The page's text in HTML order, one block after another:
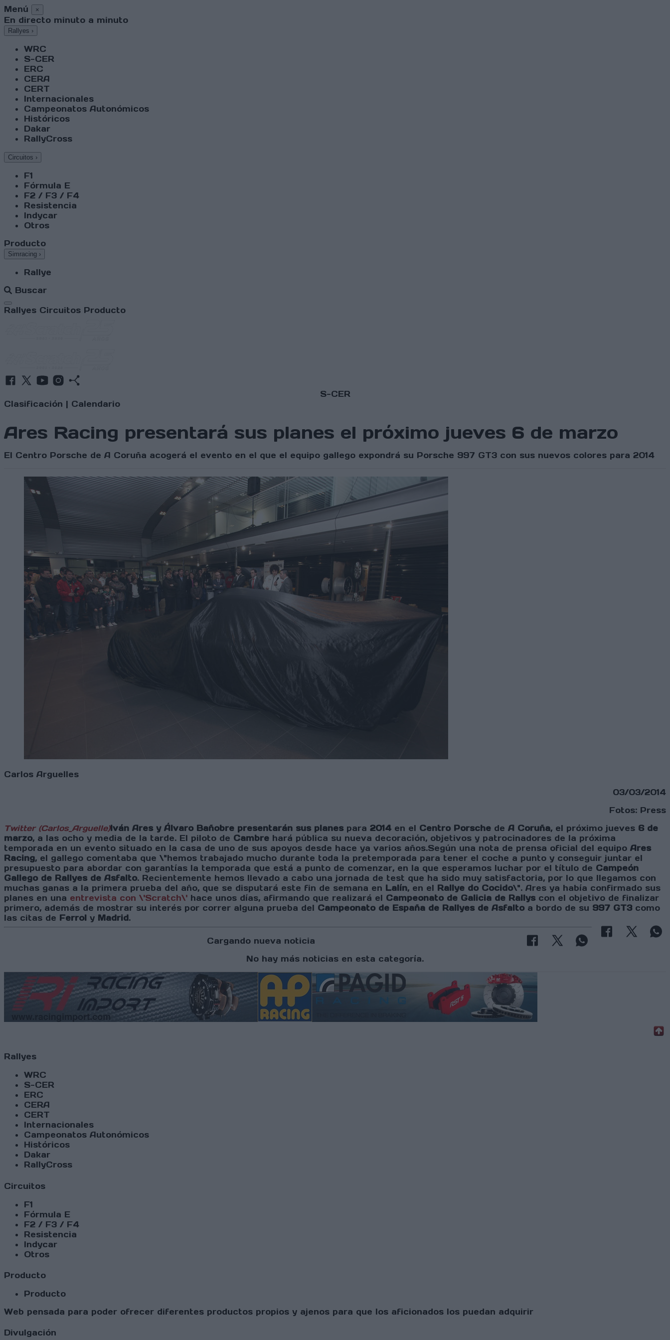
Menú ×
En directo minuto a minuto
Rallyes ›
WRC
S-CER
ERC
CERA
CERT
Internacionales
Campeonatos Autonómicos
Históricos
Dakar
RallyCross
Circuitos ›
F1
Fórmula E
F2 / F3 / F4
Resistencia
Indycar
Otros
Producto
Simracing ›
Rallye
Buscar
Abrir menú
Rallyes Circuitos Producto
S-CER
Clasificación | Calendario
Ares Racing presentará sus planes el próximo jueves 6 de marzo
El Centro Porsche de A Coruña acogerá el evento en el que el equipo gallego expondrá su Porsche 997 GT3 con sus nuevos colores para 2014
Carlos Arguelles
03/03/2014
Fotos: Press
Twitter (Carlos_Arguelle)Iván Ares y Álvaro Bañobre presentarán sus planes para 2014 en el Centro Porsche de A Coruña, el próximo jueves 6 de
marzo, a las ocho y media de la tarde. El piloto de Cambre hará pública su nueva decoración, objetivos y patrocinadores de la próxima
temporada en un evento situado en la casa de uno de sus apoyos desde hace ya varios años.Según una nota de prensa oficial del equipo Ares
Racing, el gallego comentaba que \"hemos trabajado mucho durante toda la pretemporada para tener el coche a punto y conseguir juntar el
presupuesto para abordar con garantías la temporada que está a punto de comenzar, en la que esperamos luchar por el título de Campeón
Gallego de Rallyes de Asfalto. Recientemente hemos llevado a cabo una jornada de test que ha sido muy satisfactoria, por lo que llegamos con
muchas ganas a la primera prueba del año, que se disputará este fin de semana en Lalín, en el Rallye do Cocido\". Ares ya había confirmado sus
planes en una entrevista con \'Scratch\' hace unos días, afirmando que realizará el Campeonato de Galicia de Rallys con el objetivo de finalizar
primero, además de mostrar su interés por correr alguna prueba del Campeonato de España de Rallyes de Asfalto a bordo de su 997 GT3 como
las citas de Ferrol y Madrid.
Cargando nueva noticia
No hay más noticias en esta categoría.
Rallyes
WRC
S-CER
ERC
CERA
CERT
Internacionales
Campeonatos Autonómicos
Históricos
Dakar
RallyCross
Circuitos
F1
Fórmula E
F2 / F3 / F4
Resistencia
Indycar
Otros
Producto
Producto
Web pensada para poder ofrecer diferentes productos propios y ajenos para que los aficionados los puedan adquirir
Divulgación